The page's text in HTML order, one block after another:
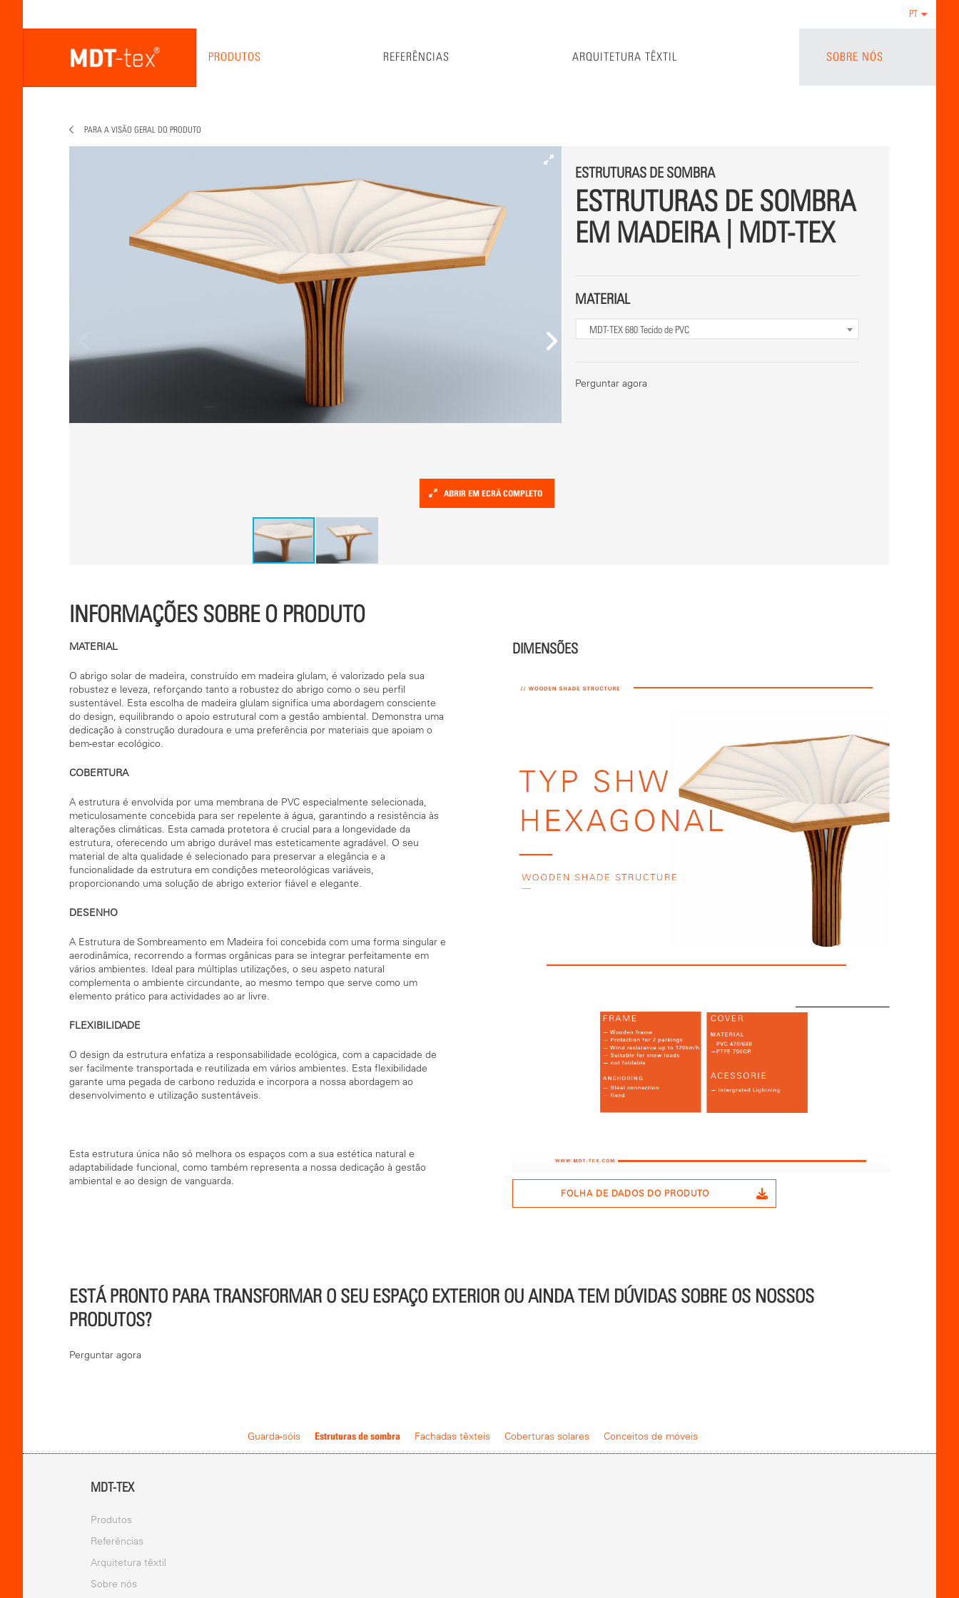
PT
PRODUTOS REFERÊNCIAS ARQUITETURA TÊXTIL SOBRE NÓS
PARA A VISÃO GERAL DO PRODUTO
ABRIR EM ECRÃ COMPLETO
ESTRUTURAS DE SOMBRA
ESTRUTURAS DE SOMBRA
EM MADEIRA | MDT-TEX
MATERIAL
MDT-TEX 680Tecido de PVC
Perguntar agora
INFORMAÇÕES SOBRE O PRODUTO
MATERIAL
O abrigo solar de madeira, construído em madeira glulam, é valorizado pela sua
robustez e leveza, reforçando tanto a robustez do abrigo como o seu perfil
sustentável. Esta escolha de madeira glulam significa uma abordagem consciente
do design, equilibrando o apoio estrutural com a gestão ambiental. Demonstra uma
dedicação à construção duradoura e uma preferência por materiais que apoiam o
bem-estar ecológico.
COBERTURA
A estrutura é envolvida por uma membrana de PVC especialmente selecionada,
meticulosamente concebida para ser repelente à água, garantindo a resistência às
alterações climáticas. Esta camada protetora é crucial para a longevidade da
estrutura, oferecendo um abrigo durável mas esteticamente agradável. O seu
material de alta qualidade é selecionado para preservar a elegância e a
funcionalidade da estrutura em condições meteorológicas variáveis,
proporcionando uma solução de abrigo exterior fiável e elegante.
DESENHO
A Estrutura de Sombreamento em Madeira foi concebida com uma forma singular e
aerodinâmica, recorrendo a formas orgânicas para se integrar perfeitamente em
vários ambientes. Ideal para múltiplas utilizações, o seu aspeto natural
complementa o ambiente circundante, ao mesmo tempo que serve como um
elemento prático para actividades ao ar livre.
FLEXIBILIDADE
O design da estrutura enfatiza a responsabilidade ecológica, com a capacidade de
ser facilmente transportada e reutilizada em vários ambientes. Esta flexibilidade
garante uma pegada de carbono reduzida e incorpora a nossa abordagem ao
desenvolvimento e utilização sustentáveis.
Esta estrutura única não só melhora os espaços com a sua estética natural e
adaptabilidade funcional, como também representa a nossa dedicação à gestão
ambiental e ao design de vanguarda.
DIMENSÕES
FOLHA DE DADOS DO PRODUTO
ESTÁ PRONTO PARA TRANSFORMAR O SEU ESPAÇO EXTERIOR OU AINDA TEM DÚVIDAS SOBRE OS NOSSOS
PRODUTOS?
Perguntar agora
Guarda-sóis Estruturas de sombra Fachadas têxteis Coberturas solares Conceitos de móveis
MDT-TEX
Produtos
Referências
Arquitetura têxtil
Sobre nós